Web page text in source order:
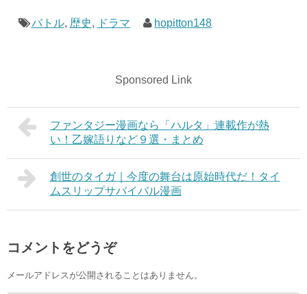
バトル, 歴史, ドラマ hopitton148
Sponsored Link
ファンタジー漫画なら「ハルタ」連載作が熱
い！乙嫁語りなど９選・まとめ
創世のタイガ｜今度の舞台は原始時代だ！タイ
ムスリップサバイバル漫画
コメントをどうぞ
メールアドレスが公開されることはありません。